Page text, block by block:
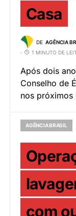
Casa
DE AGÊNCIA
1 MINUTO DE
Após dois
Conselho de
nos próximos
AGÊNCIA BRASIL
com